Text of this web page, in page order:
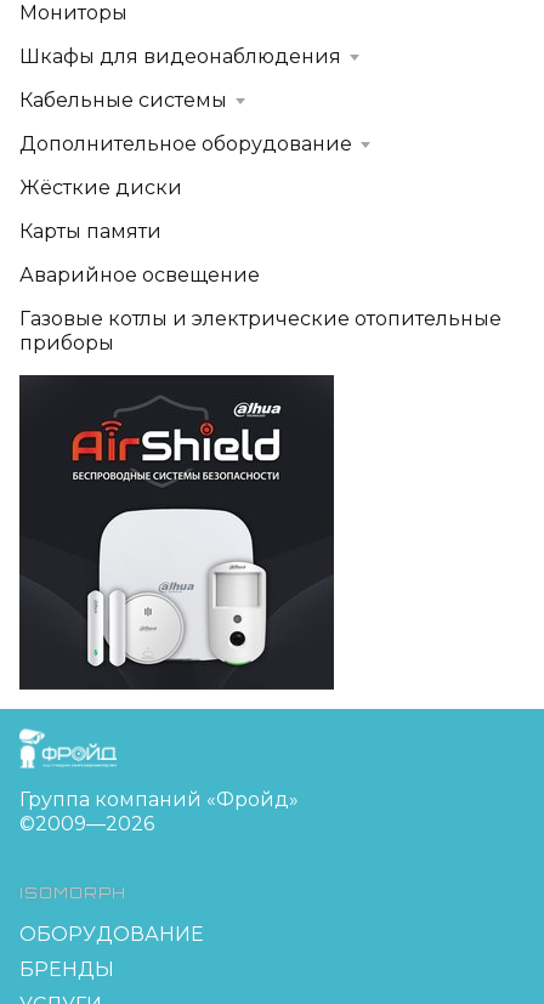
Мониторы
Шкафы для видеонаблюдения
Кабельные системы
Дополнительное оборудование
Жёсткие диски
Карты памяти
Аварийное освещение
Газовые котлы и электрические отопительные
приборы
FreudGroup
Группа компаний «Фройд»
©2009—2026
ISOMORPH
ОБОРУДОВАНИЕ
БРЕНДЫ